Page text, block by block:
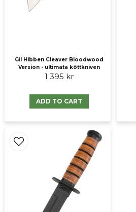
Gil Hibben Cleaver Bloodwood
Version - ultimata köttkniven
1 395 kr
ADD TO CART